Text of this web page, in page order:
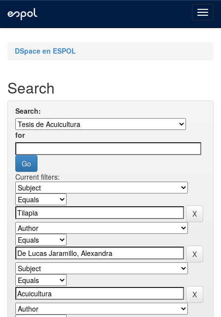
navigationDSpace en ESPOL
Search
Search:
for
Current filters: